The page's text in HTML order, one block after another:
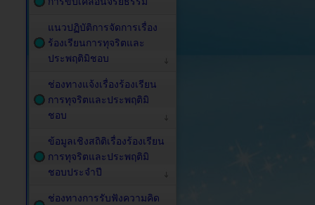
แนวปฏิบัติการจัดการเรื่อง
ร้องเรียนการทุจริตและ
ประพฤติมิชอบ
ช่องทางแจ้งเรื่องร้องเรียน
การทุจริตและประพฤติมิ
ชอบ
ข้อมูลเชิงสถิติเรื่องร้องเรียน
การทุจริตและประพฤติมิ
ชอบประจำปี
ช่องทางการรับฟังความคิด